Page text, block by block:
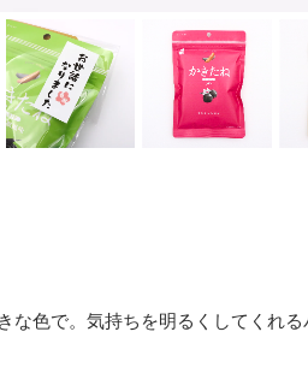
な色で。気持ちを明るくしてくれる